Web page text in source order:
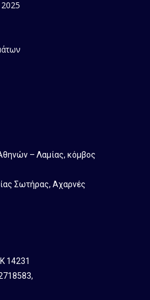
– Λαμίας, κόμβος
Σωτήρας, Αχαρνές
14231
,